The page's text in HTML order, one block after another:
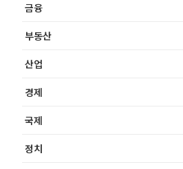
금융
부동산
산업
경제
국제
정치